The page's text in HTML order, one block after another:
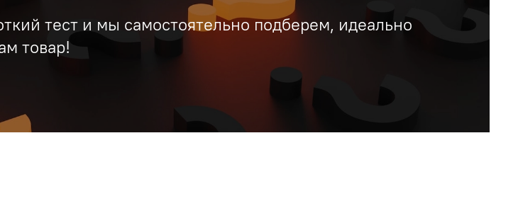
тест и мы самостоятельно подберем, идеально
товар!